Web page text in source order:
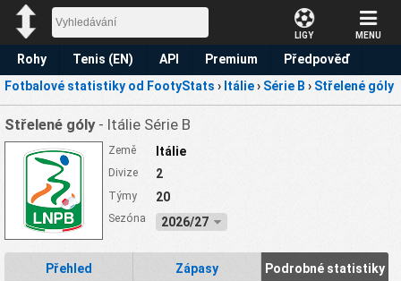
LIGY MENU
Rohy Tenis (EN) API Premium
Předpověď
Fotbalové statistiky od FootyStats › Itálie› Série B › Střelené góly
Střelené góly - Itálie Série B
Země Itálie
Divize 2
Týmy 20
Sezóna 2026/27
Přehled Zápasy Podrobné statistiky